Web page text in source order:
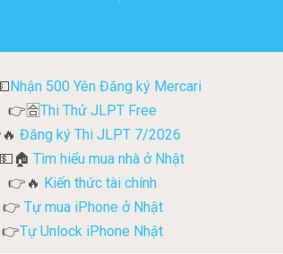
Nhận 500 Yên Đăng ký Mercari
👉🈴Thi Thử JLPT Free
Đăng ký Thi JLPT 7/2026
Tìm hiểu mua nhà ở Nhật
👉🔥 Kiến thức tài chính
👉 Tự mua iPhone ở Nhật
👉Tự Unlock iPhone Nhật